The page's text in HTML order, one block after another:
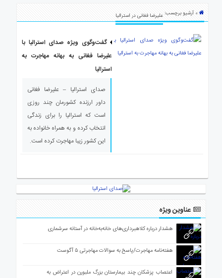
استرالیا
ارتباط
» آرشیو برچسب:علیرضا فغانی در استرالیا
گفت‌وگوی ویژه صدای استرالیا با
علیرضا فغانی به بهانه مهاجرت به
استرالیا
صدای استرالیا – علیرضا فغانی
داور ارزنده کشورمان چند روزی
است که استرالیا را برای زندگی
انتخاب کرده و به همراه خانواده به
این کشور زیبا مهاجرت کرده است.
عناوین ویژه
هشدار درباره کلاهبرداری‌های خانه‌به‌خانه در آستانه سرشماری
هفته‌نامه مهاجرت/پاسخ به سوالات مهاجرتی ۵ آگوست
اعتصاب پزشکان چند بیمارستان بزرگ ملبورن در اعتراض به